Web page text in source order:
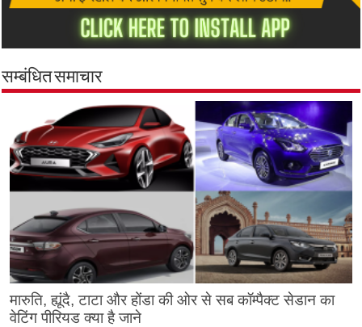
सम्बंधित समाचार
मारुति, ह्यूंदै, टाटा और होंडा की ओर से सब कॉम्पैक्ट सेडान का
वेटिंग पीरियड क्या है जाने